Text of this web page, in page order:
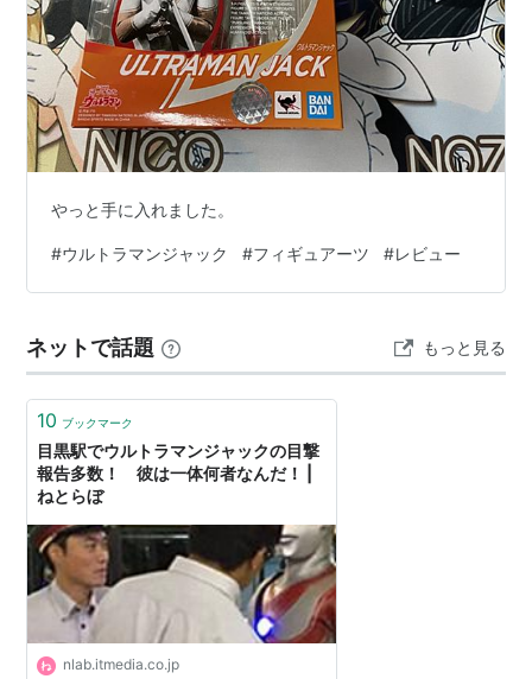
やっと手に入れました。
#ウルトラマンジャック #フィギュアーツ #レビュー
ネットで話題 もっと見る
10 ブックマーク
目黒駅でウルトラマンジャックの目撃
報告多数！ 彼は一体何者なんだ！ |
ねとらぼ
nlab.itmedia.co.jp